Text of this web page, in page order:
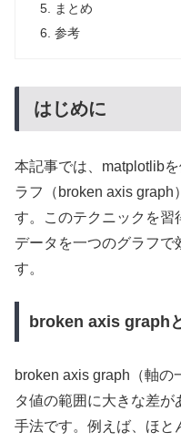
まとめ
参考
はじめに
本記事では、matplotlib
ラフ（broken axis graph
す。このテクニックを習
データを一つのグラフで
す。
broken axis graph
broken axis graph（軸の
タ値の範囲に大きな差
手法です。例えば、ほと